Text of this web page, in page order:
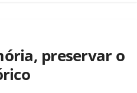
preservar o